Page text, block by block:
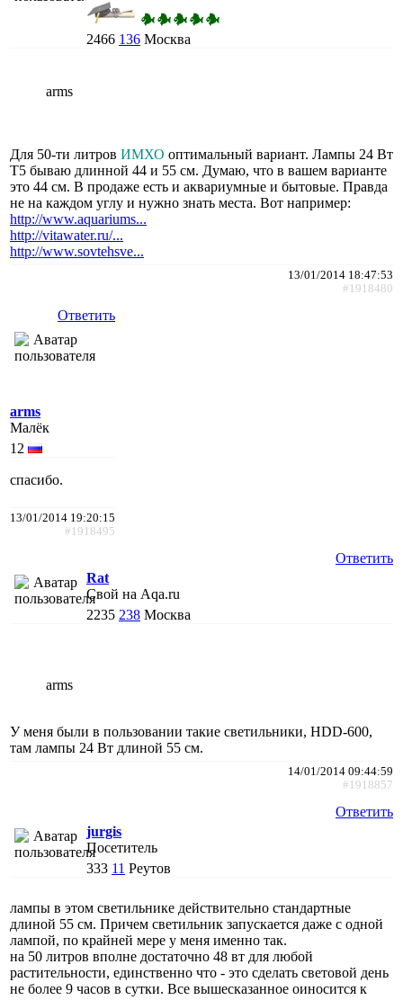
2466 136 Москва
arms
Для 50-ти литров ИМХО оптимальный вариант. Лампы 24 Вт
Т5 бываю длинной 44 и 55 см. Думаю, что в вашем варианте
это 44 см. В продаже есть и аквариумные и бытовые. Правда
не на каждом углу и нужно знать места. Вот например:
http://www.aquariums...
http://vitawater.ru/...
http://www.sovtehsve...
13/01/2014 18:47:53
#1918480
Ответить
arms
Малёк
12
спасибо.
13/01/2014 19:20:15
#1918495
Ответить
Rat
Свой на Aqa.ru
2235 238 Москва
arms
У меня были в пользовании такие светильники, HDD-600,
там лампы 24 Вт длиной 55 см.
14/01/2014 09:44:59
#1918857
Ответить
jurgis
Посетитель
333 11 Реутов
лампы в этом светильнике действительно стандартные
длиной 55 см. Причем светильник запускается даже с одной
лампой, по крайней мере у меня именно так.
на 50 литров вполне достаточно 48 вт для любой
растительности, единственно что - это сделать световой день
не более 9 часов в сутки. Все вышесказанное оиносится к